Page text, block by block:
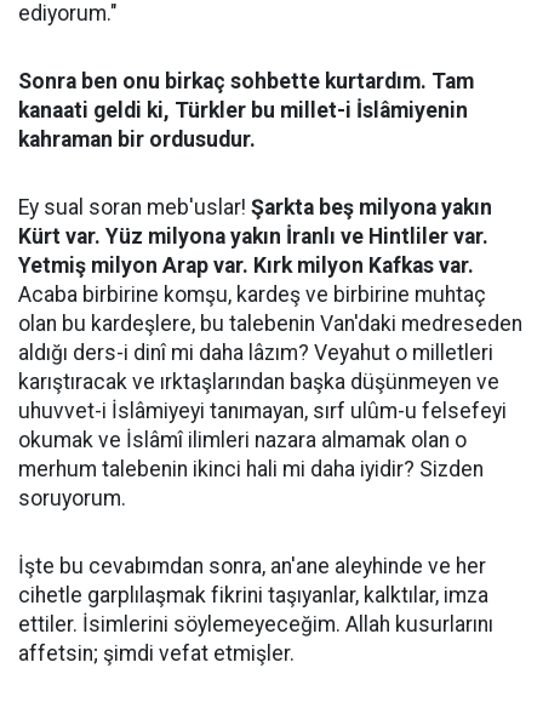
ediyorum."
Sonra ben onu birkaç sohbette kurtardım. Tam
kanaati geldi ki, Türkler bu millet-i İslâmiyenin
kahraman bir ordusudur.
Ey sual soran meb'uslar! Şarkta beş milyona yakın
Kürt var. Yüz milyona yakın İranlı ve Hintliler var.
Yetmiş milyon Arap var. Kırk milyon Kafkas var.
Acaba birbirine komşu, kardeş ve birbirine muhtaç
olan bu kardeşlere, bu talebenin Van'daki medreseden
aldığı ders-i dinî mi daha lâzım? Veyahut o milletleri
karıştıracak ve ırktaşlarından başka düşünmeyen ve
uhuvvet-i İslâmiyeyi tanımayan, sırf ulûm-u felsefeyi
okumak ve İslâmî ilimleri nazara almamak olan o
merhum talebenin ikinci hali mi daha iyidir? Sizden
soruyorum.
İşte bu cevabımdan sonra, an'ane aleyhinde ve her
cihetle garplılaşmak fikrini taşıyanlar, kalktılar, imza
ettiler. İsimlerini söylemeyeceğim. Allah kusurlarını
affetsin; şimdi vefat etmişler.